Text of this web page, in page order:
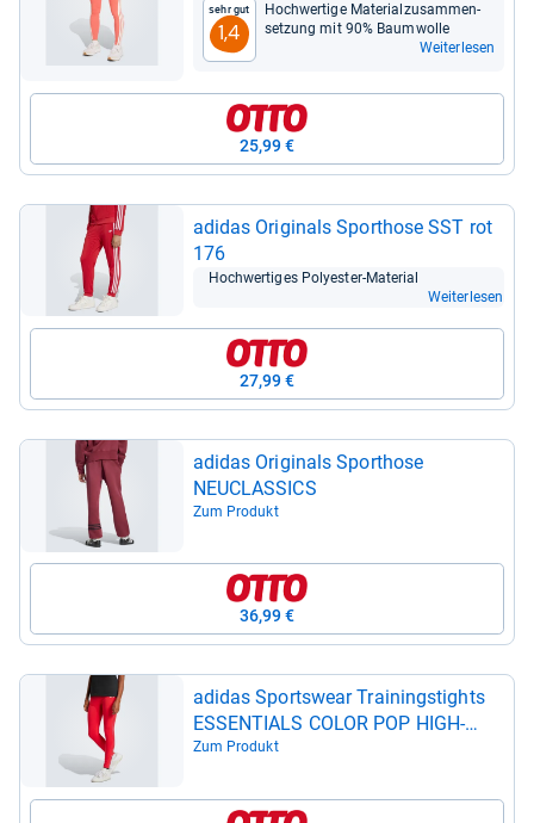
Sehr gut
1,4
Hoch­wer­tige Mate­ri­al­zu­sam­men­
set­zung mit 90% Baum­wolle
Weiterlesen
25,99 €
adi­das Ori­gi­nals Sport­hose SST rot
176
Hoch­wer­ti­ges Poly­es­ter-​Mate­rial
Weiterlesen
27,99 €
adi­das Ori­gi­nals Sport­hose
NEUCLAS­SICS
Zum Produkt
36,99 €
adi­das Sports­wear Trai­nings­tights
ESSEN­TI­ALS COLOR POP HIGH-​
WAIS­TED LEG­GINGS
Zum Produkt